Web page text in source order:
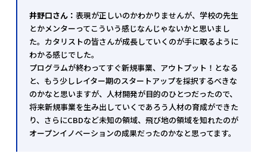
井野口さん： 表現が正しいのかわかりませんが、学校の先生
とかメンターってこういう感じなんじゃないかと思いまし
た。カタリストの皆さんが成長していくのが手に取るように
わかる感じでした。
プログラムが終わってすぐ新規事業、アウトプット！となる
と、もう少しレイター期のスタートアップを採択するべきな
のかなと思いますが、人材開発が目的のひとつだったので、
将来新規事業を生み出していくであろう人材の育成ができた
り、さらにCBDなど未知の領域、飛び地の領域を知れたのが
オープンイノベーションの成果だったのかなと思ってます。